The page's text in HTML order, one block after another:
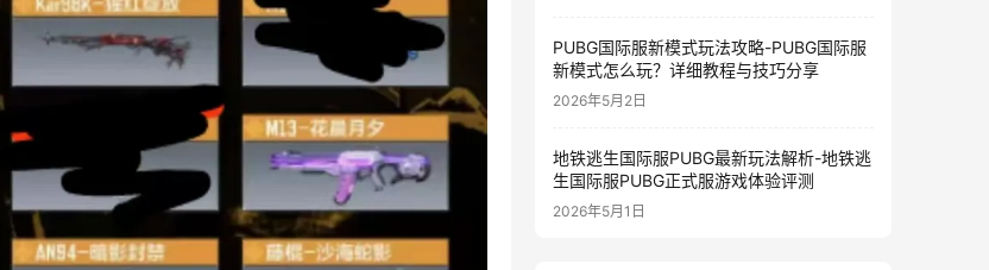
PUBG国际服新模式玩法攻略-PUBG国际服
新模式怎么玩？详细教程与技巧分享
2026年5月2日
地铁逃生国际服PUBG最新玩法解析-地铁逃
生国际服PUBG正式服游戏体验评测
2026年5月1日